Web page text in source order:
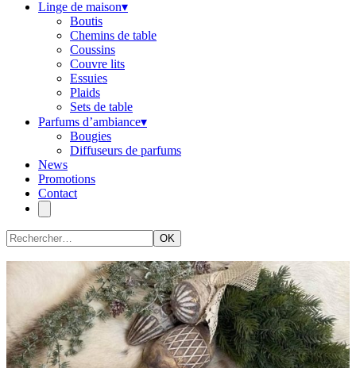
Linge de maison▾
Boutis
Chemins de table
Coussins
Couvre lits
Essuies
Plaids
Sets de table
Parfums d’ambiance▾
Bougies
Diffuseurs de parfums
News
Promotions
Contact
OK